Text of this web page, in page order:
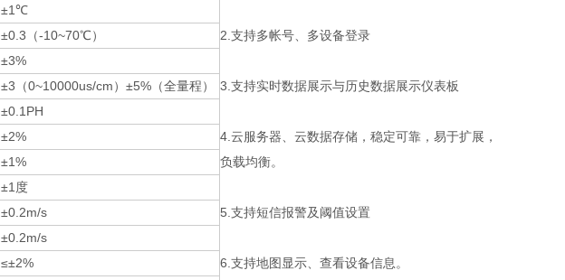
±1℃
±0.3（-10~70℃）
±3%
±3（0~10000us/cm）±5%（全量程）
±0.1PH
±2%
±1%
±1度
±0.2m/s
±0.2m/s
≤±2%
2.支持多帐号、多设备登录
3.支持实时数据展示与历史数据展示仪表板
4.云服务器、云数据存储，稳定可靠，易于扩展，
负载均衡。
5.支持短信报警及阈值设置
6.支持地图显示、查看设备信息。